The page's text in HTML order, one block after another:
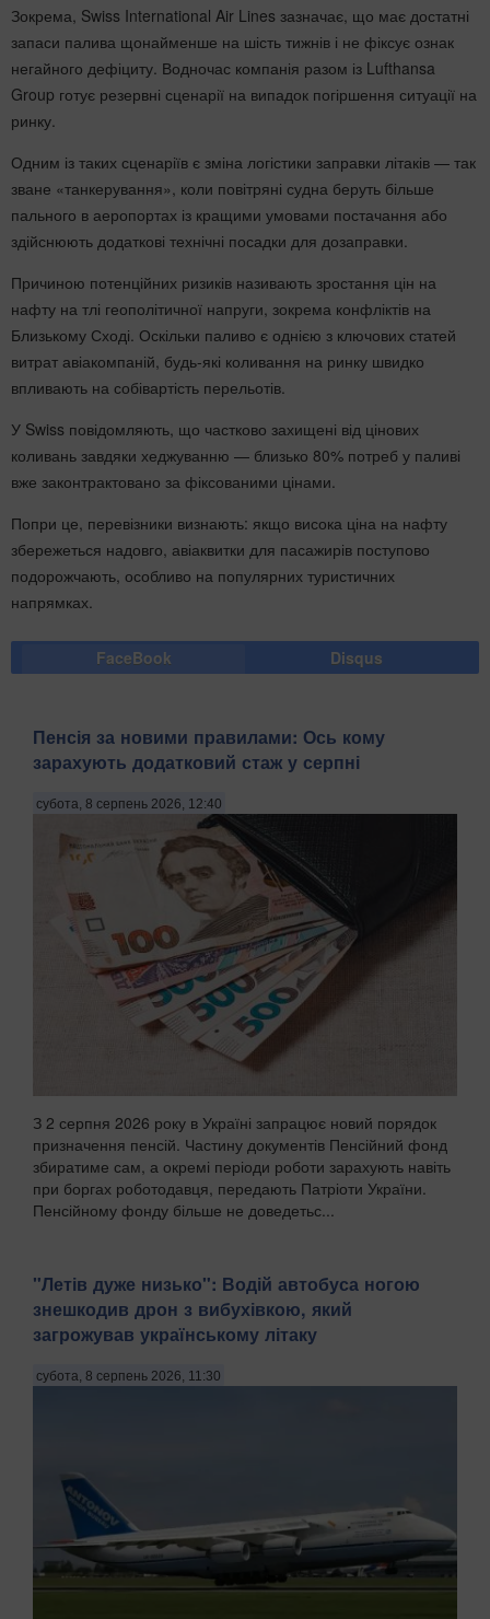
Зокрема, Swiss International Air Lines зазначає, що має достатні
запаси палива щонайменше на шість тижнів і не фіксує ознак
негайного дефіциту. Водночас компанія разом із Lufthansa
Group готує резервні сценарії на випадок погіршення ситуації на
ринку.
Одним із таких сценаріїв є зміна логістики заправки літаків — так
зване «танкерування», коли повітряні судна беруть більше
пального в аеропортах із кращими умовами постачання або
здійснюють додаткові технічні посадки для дозаправки.
Причиною потенційних ризиків називають зростання цін на
нафту на тлі геополітичної напруги, зокрема конфліктів на
Близькому Сході. Оскільки паливо є однією з ключових статей
витрат авіакомпаній, будь-які коливання на ринку швидко
впливають на собівартість перельотів.
У Swiss повідомляють, що частково захищені від цінових
коливань завдяки хеджуванню — близько 80% потреб у паливі
вже законтрактовано за фіксованими цінами.
Попри це, перевізники визнають: якщо висока ціна на нафту
збережеться надовго, авіаквитки для пасажирів поступово
подорожчають, особливо на популярних туристичних
напрямках.
FaceBook Disqus
Пенсія за новими правилами: Ось кому
зарахують додатковий стаж у серпні
субота, 8 серпень 2026, 12:40
З 2 серпня 2026 року в Україні запрацює новий порядок
призначення пенсій. Частину документів Пенсійний фонд
збиратиме сам, а окремі періоди роботи зарахують навіть
при боргах роботодавця, передають Патріоти України.
Пенсійному фонду більше не доведетьс...
"Летів дуже низько": Водій автобуса ногою
знешкодив дрон з вибухівкою, який
загрожував українському літаку
субота, 8 серпень 2026, 11:30